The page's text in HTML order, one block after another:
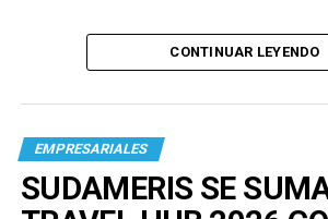
CONTINUAR LEYENDO
EMPRESARIALES
SUDAMERIS SE